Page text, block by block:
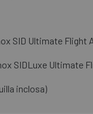
SID Ultimate Flight
SIDLuxe Ultimate
inclosa)